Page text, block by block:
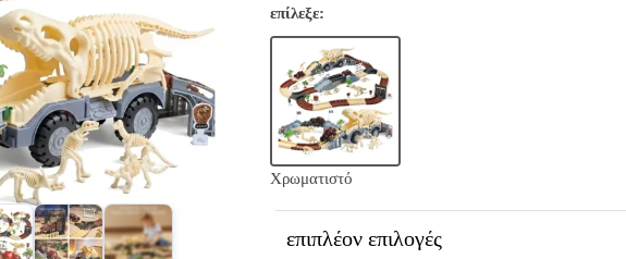
επίλεξε:
Χρωματιστό
επιπλέον επιλογές